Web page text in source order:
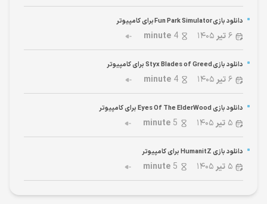
دانلود بازی Fun Park Simulator برای کامپیوتر
۶تیر ۱۴۰۵ 4
minute
دانلود بازی Styx Blades of Greed برای کامپیوتر
۶تیر ۱۴۰۵ 4
minute
دانلود بازی Eyes Of The ElderWood برای کامپیوتر
۵ تیر ۱۴۰۵ 5
minute
دانلود بازی HumanitZ برای کامپیوتر
۵ تیر ۱۴۰۵ 5
minute